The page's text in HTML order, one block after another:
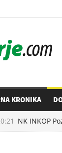
KRONIKA
NK INKOP